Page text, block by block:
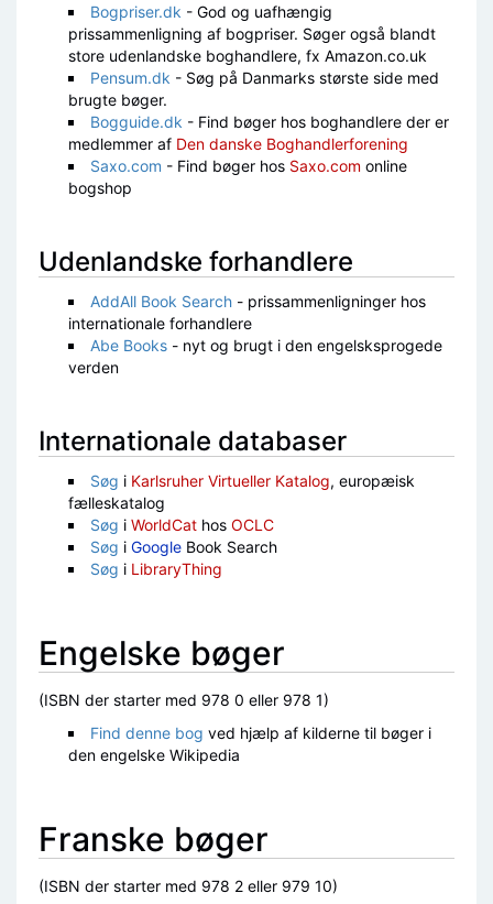
Bogpriser.dk - God og uafhængig
prissammenligning af bogpriser. Søger også blandt
store udenlandske boghandlere, fx Amazon.co.uk
Pensum.dk - Søg på Danmarks største side med
brugte bøger.
Bogguide.dk - Find bøger hos boghandlere der er
medlemmer af Den danske Boghandlerforening
Saxo.com - Find bøger hos Saxo.com online
bogshop
Udenlandske forhandlere
AddAll Book Search- prissammenligninger hos
internationale forhandlere
Abe Books- nyt og brugt i den engelsksprogede
verden
Internationale databaser
Søg i Karlsruher Virtueller Katalog, europæisk
fælleskatalog
Søg i WorldCathos OCLC
Søg i GoogleBook Search
Søg i LibraryThing
Engelske bøger
(ISBN der starter med 978 0 eller 978 1)
Find denne bog ved hjælp af kilderne til bøger i
den engelske Wikipedia
Franske bøger
(ISBN der starter med 978 2 eller 979 10)